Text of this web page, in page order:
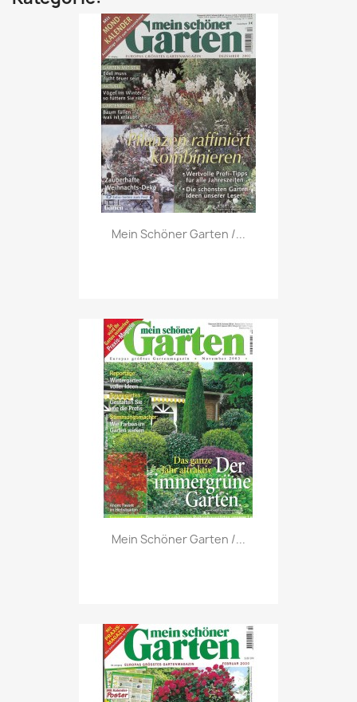
Vorschau
Mein Schöner Garten /...
Vorschau
Mein Schöner Garten /...